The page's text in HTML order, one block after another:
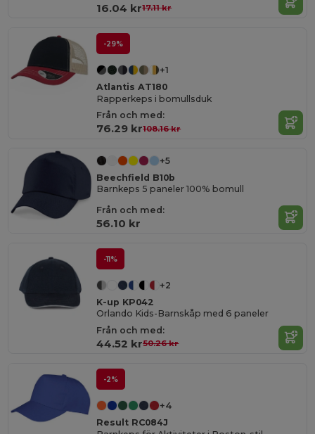
16.04 kr17.11 kr
-29%
+1
Atlantis AT180
Rapperkeps i bomullsduk
Från och med:
76.29 kr108.16 kr
+5
Beechfield B10b
Barnkeps 5 paneler 100% bomull
Från och med:
56.10 kr
-11%
+2
K-up KP042
Orlando Kids-Barnskåp med 6 paneler
Från och med:
44.52 kr50.26 kr
-2%
+4
Result RC084J